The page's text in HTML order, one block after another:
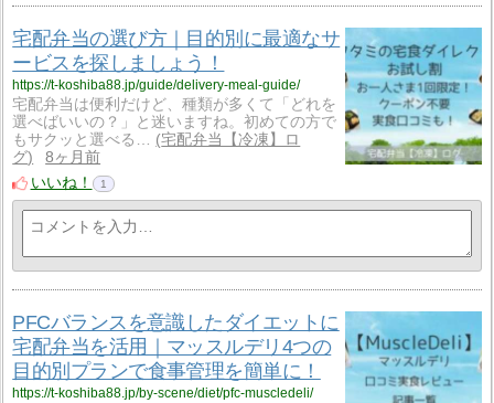
宅配弁当の選び方｜目的別に最適なサ
ービスを探しましょう！
https://t-koshiba88.jp/guide/delivery-meal-guide/
宅配弁当は便利だけど、種類が多くて「どれを
選べばいいの？」と迷いますね。初めての方で
もサクッと選べる…
宅配弁当【冷凍】ロ
グ
8ヶ月前
いいね！
1
PFCバランスを意識したダイエットに
宅配弁当を活用｜マッスルデリ4つの
目的別プランで食事管理を簡単に！
https://t-koshiba88.jp/by-scene/diet/pfc-muscledeli/